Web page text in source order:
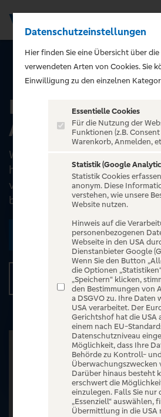
ALLE EVENTS
Katrin Weber:
Abend
Wer sie noch nicht kennt ist
haben Katrin Weber schon in
verschiedensten
bewundert. Sei es mit Tom
Zu den
Details
Datenschutzeinstellungen
Hier finden Sie eine Übersicht über
verwendeten Arten von Cookies. Sie
Einwilligung zu den einzelnen
Essentielle Cookies
Für die Nutzung der
Funktionen (z.B.
Warenkorb, Anmelden,
Statistik (Google
Statistik Cookies
anonym. Diese
verstehen, wie unsere
Website nutzen.
Hinweis auf die
personenbezogenen
Webseite in den USA
Dienstanbieter Google
Wenn Sie den Button
die Optionen
„Speichern“ klicken,
den Bestimmungen von
a DSGVO zu. Ihre Daten
USA verarbeitet. Der
Gerichtshof hat die USA
einem nach EU-
Datenschutzniveau
Möglichkeit, dass Ihre
Behörde zu Kontroll-
Überwachungszwecken
Darüber hinaus besteht
erschwert die
einzulegen. Falls Sie nur
„Essenziell“ auswählen,
Übermittlung in die USA